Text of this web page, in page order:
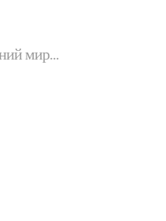
мир...